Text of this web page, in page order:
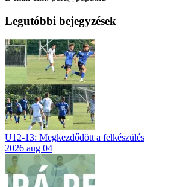
Legutóbbi bejegyzések
U12-13: Megkezdődött a felkészülés
2026 aug 04